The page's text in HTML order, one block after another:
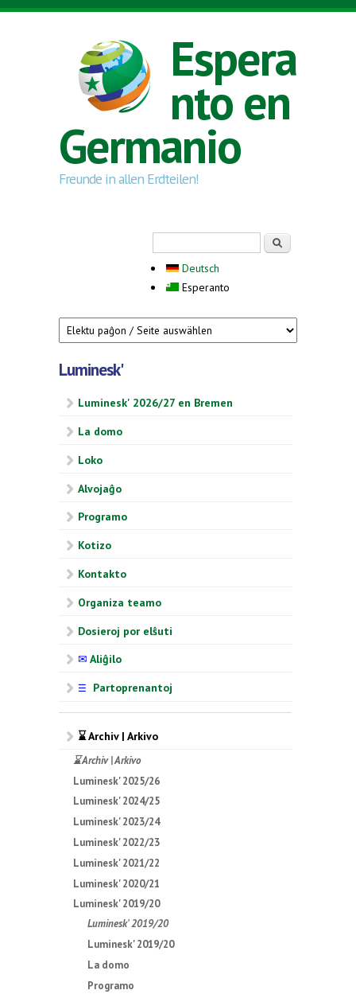
Skip to main content
Espera
nto en
Germanio
Freunde in allen Erdteilen!
Deutsch
Esperanto
Luminesk'
Luminesk' 2026/27 en Bremen
La domo
Loko
Alvojaĝo
Programo
Kotizo
Kontakto
Organiza teamo
Dosieroj por elŝuti
✉ Aliĝilo
☰ Partoprenantoj
⌛ Archiv | Arkivo
⌛ Archiv | Arkivo
Luminesk' 2025/26
Luminesk' 2024/25
Luminesk' 2023/24
Luminesk' 2022/23
Luminesk' 2021/22
Luminesk' 2020/21
Luminesk' 2019/20
Luminesk' 2019/20
Luminesk' 2019/20
La domo
Programo